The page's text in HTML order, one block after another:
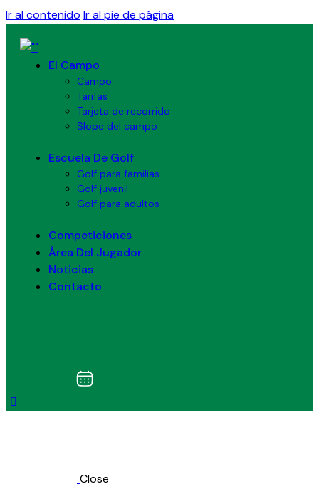
Ir al contenido Ir al pie de página
El Campo
Campo
Tarifas
Tarjeta de recorrido
Slope del campo
Escuela De Golf
Golf para familias
Golf juvenil
Golf para adultos
Competiciones
Área Del Jugador
Noticias
Contacto
Close